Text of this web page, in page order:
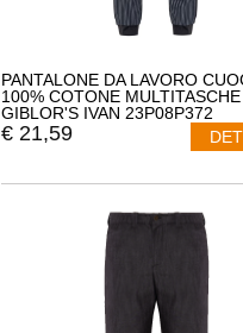
PANTALONE DA LAVORO
100% COTONE MULTITASCHE
GIBLOR'S IVAN 23P08P372
€ 21,59